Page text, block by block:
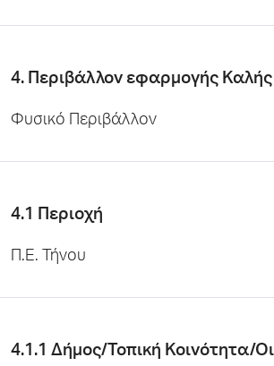
4. Περιβάλλον εφαρμογής
Φυσικό Περιβάλλον
4.1 Περιοχή
Π.Ε. Τήνου
4.1.1 Δήμος/Τοπική Κοινότητα/